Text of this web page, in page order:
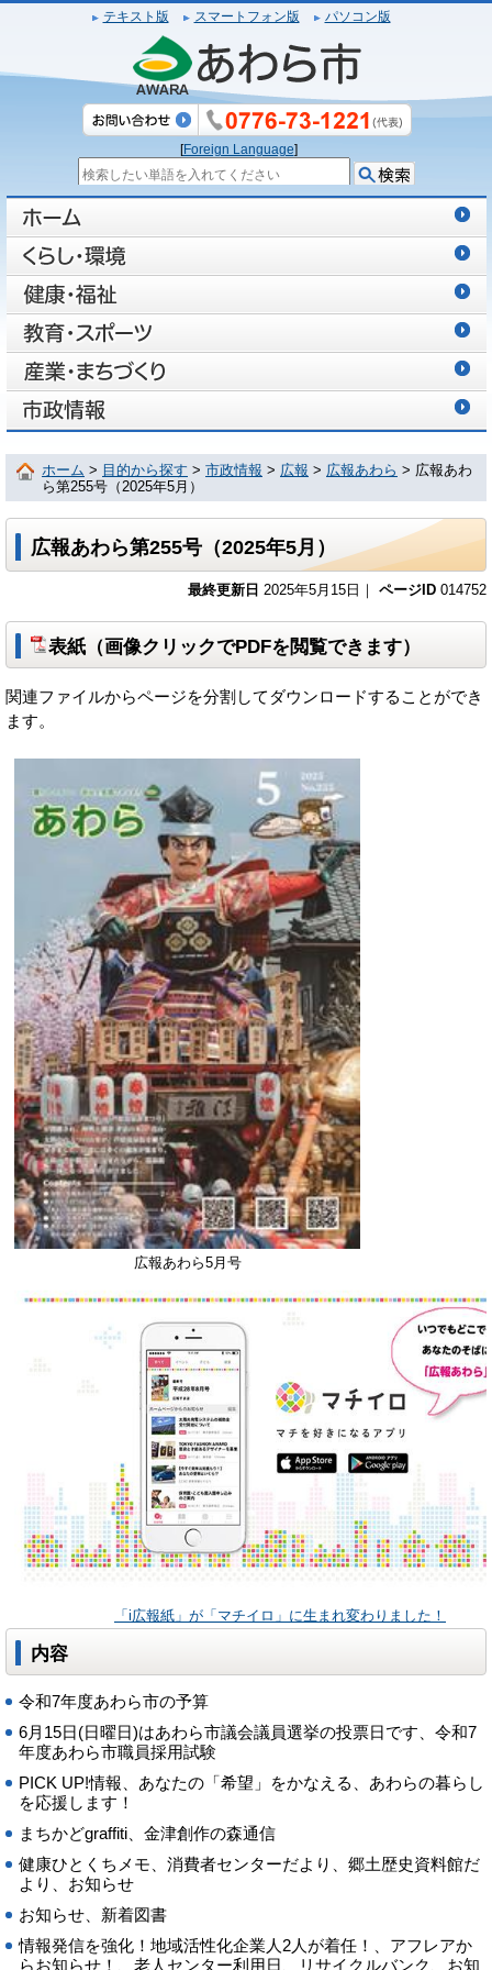
テキスト版 スマートフォン版 パソコン版
[Foreign Language]
ホーム > 目的から探す > 市政情報 > 広報 > 広報あわら > 広報あわ
ら第255号（2025年5月）
広報あわら第255号（2025年5月）
最終更新日 2025年5月15日｜ ページID 014752
表紙（画像クリックでPDFを閲覧できます）
関連ファイルからページを分割してダウンロードすることができ
ます。
広報あわら5月号
「i広報紙」が「マチイロ」に生まれ変わりました！
内容
令和7年度あわら市の予算
6月15日(日曜日)はあわら市議会議員選挙の投票日です、令和7
年度あわら市職員採用試験
PICK UP!情報、あなたの「希望」をかなえる、あわらの暮らし
を応援します！
まちかどgraffiti、金津創作の森通信
健康ひとくちメモ、消費者センターだより、郷土歴史資料館だ
より、お知らせ
お知らせ、新着図書
情報発信を強化！地域活性化企業人2人が着任！、アフレアか
らお知らせ！、老人センター利用日、リサイクルバンク、お知